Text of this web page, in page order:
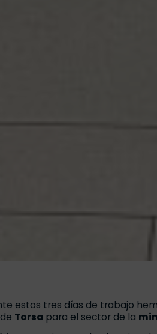
estos tres días de trabajo
Torsa para el sector de la